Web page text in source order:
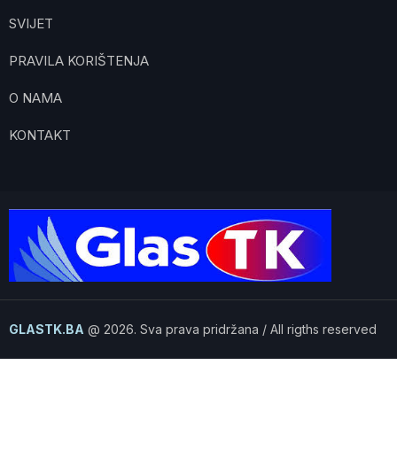
SVIJET
PRAVILA KORIŠTENJA
O NAMA
KONTAKT
GLASTK.BA @ 2026. Sva prava pridržana / All rigths reserved